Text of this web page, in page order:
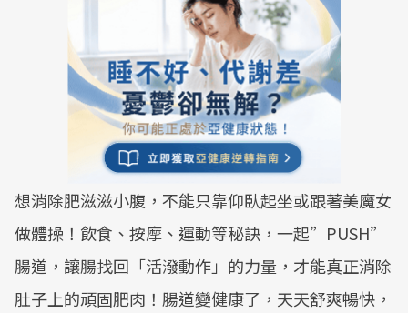
想消除肥滋滋小腹，不能只靠仰臥起坐或跟著美魔女
做體操！飲食、按摩、運動等秘訣，一起”PUSH”
腸道，讓腸找回「活潑動作」的力量，才能真正消除
肚子上的頑固肥肉！腸道變健康了，天天舒爽暢快，